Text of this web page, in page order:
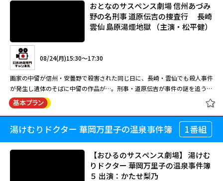
08/10(月)21:50～03:00
出演：草なぎ剛／矢田亜希子／谷原章介／森下愛子／鳥羽潤／小日向文世
閉じる
08/22(土)06:00～07:55
獣医師・栃尾彩子（沢口靖子）が難事件を解決する！ ある日、有名インテ
リアデザイナーの満田時江（未來貴子）が何者かに絞殺された。警察は、遺
体発見時の状況から怨恨と強盗殺人の両面で捜査を開始する。一方、彩子
は、時江が飼い犬の死をめぐり、ある動物病院を告訴しようとしていた矢先
に殺害されたことに注目、事件との関係を調べ始める。そして、悪徳動物病
院との接触を試みるが・・・。
おとなのサスペンス劇場 信州あづみ
野の名刑事 道原伝吉の捜査行 長崎
雲仙 島原湯煙地獄 （主演・松平健）
08/24(月)15:30～17:30
画家の中留が信州・安曇野で殺害された同じ日に、長崎・雲仙でも殺人事件
が発生し遺体のそばに中留の作品が…。刑事・道原伝吉が事件の謎を追う！
「あの女に刺されるなら仕方がない」という言葉とともに「一切闇処（いっ
さいあんしょ）」という地獄の名を言い残して、画家の中留浩介（内藤剛
志）が安曇野の山道で殺害された。その夜、長崎県・雲仙でも新聞記者の重
見（大城英司）が殺害され、遺体のそばで中留が描いた地獄絵図が発見され
る。同日に長野と長崎で起こった２つの殺人事件。繋がりを感じた安曇野北
署の刑事・道原（松平健）が事件の真相に迫る！
おとなのサスペンス劇場 信州あづみ
野の名刑事 道原伝吉の捜査行 長崎
雲仙 島原湯煙地獄 （主演・松平健）
湯けむりドクター 華岡万里子の温泉事件簿 1番組
【おひるのサスペンス劇場】 湯けむ
りドクター 華岡万里子の温泉事件簿
５ 出演：かたせ梨乃